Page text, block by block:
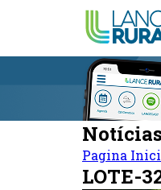
Notícias
Pagina
LOTE-